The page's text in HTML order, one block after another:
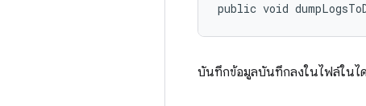
public void
บันทึกข้อมูลบันทึกลงในไฟล์ในไ